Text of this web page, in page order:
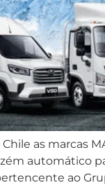
as marcas
automático
ao